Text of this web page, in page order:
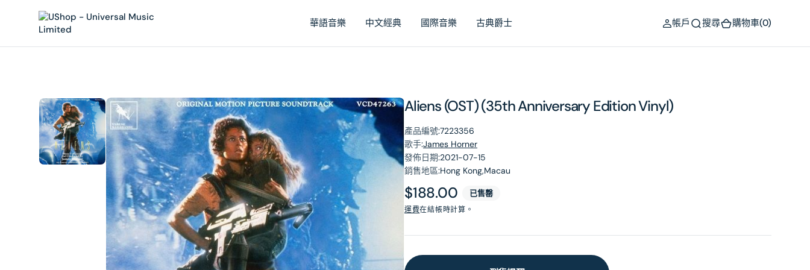
華語音樂 中文經典 國際音樂 古典爵士 帳戶 搜尋 購物車(0)
Aliens (OST) (35th Anniversary Edition Vinyl)
產品編號:7223356
歌手:James Horner
發佈日期:2021-07-15
銷售地區:Hong Kong,Macau
原
價
$188.00 已售罄
運費在結帳時計算。
在